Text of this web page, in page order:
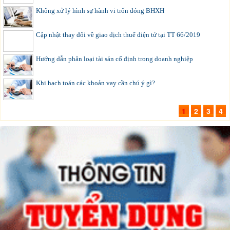
Không xử lý hình sự hành vi trốn đóng BHXH
Cập nhật thay đổi về giao dịch thuế điện tử tại TT 66/2019
Hướng dẫn phân loại tài sản cố định trong doanh nghiệp
Khi hạch toán các khoản vay cần chú ý gì?
1 2 3 4